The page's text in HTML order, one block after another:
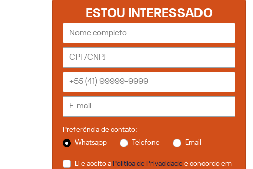
ESTOU INTERESSADO
Preferência de contato:
Whatsapp
Telefone Email
Li e aceito a Política de Privacidade e concordo em